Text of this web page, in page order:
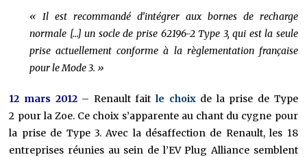
« Il est recommandé d’intégrer aux bornes de recharge
normale […] un socle de prise 62196-2 Type 3, qui est la seule
prise actuellement conforme à la règlementation française
pour le Mode 3. »
12 mars 2012– Renault fait le choixde la prise de Type
2 pour la Zoe. Ce choix s’apparente au chant du cygne pour
la prise de Type 3. Avec la désaffection de Renault, les 18
entreprises réunies au sein de l’EV Plug Alliance semblent